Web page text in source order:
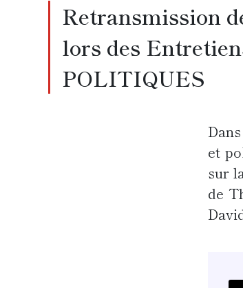
Retransmission
lors des
POLITIQUES
et
sur
de